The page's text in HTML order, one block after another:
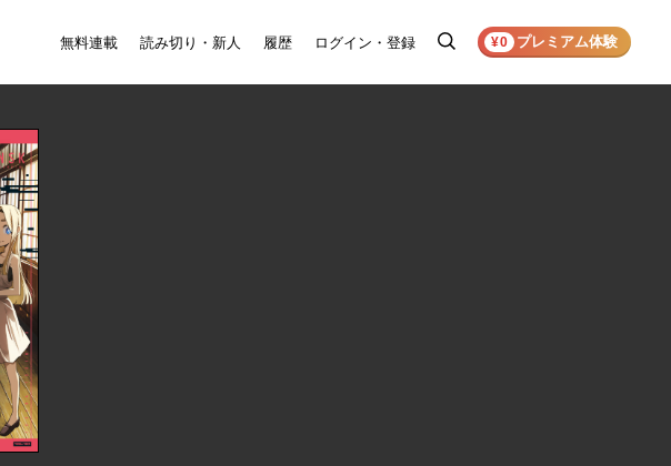
無料連載 読み切り・新人 履歴 ログイン・登録
検
¥0 プレミアム体験